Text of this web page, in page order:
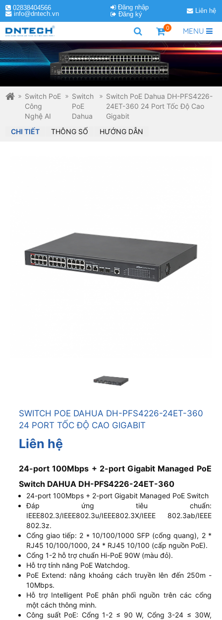
02838404566
info@dntech.vn
Đăng nhập
Đăng ký
Liên hệ
MENU
0
Switch PoE
Công
Nghệ AI
Switch
PoE
Dahua
Switch PoE Dahua DH-PFS4226-
24ET-360 24 Port Tốc Độ Cao
Gigabit
CHI TIẾT
THÔNG SỐ HƯỚNG DẪN
SWITCH POE DAHUA DH-PFS4226-24ET-360
24 PORT TỐC ĐỘ CAO GIGABIT
Liên hệ
24-port 100Mbps + 2-port Gigabit Managed PoE
Switch DAHUA DH-PFS4226-24ET-360
24-port 100Mbps + 2-port Gigabit Managed PoE Switch
Đáp ứng tiêu chuẩn:
IEEE802.3/IEEE802.3u/IEEE802.3X/IEEE 802.3ab/IEEE
802.3z.
Cổng giao tiếp: 2 * 10/100/1000 SFP (cổng quang), 2 *
RJ45 10/100/1000, 24 * RJ45 10/100 (cấp nguồn PoE).
Cổng 1-2 hỗ trợ chuẩn Hi-PoE 90W (màu đỏ).
Hỗ trợ tính năng PoE Watchdog.
PoE Extend: nâng khoảng cách truyền lên đến 250m -
10Mbps.
Hỗ trợ Intelligent PoE phân phối nguồn trên các cổng
một cách thông minh.
Công suất PoE: Cổng 1-2 ≤ 90 W, Cổng 3-24 ≤ 30W,